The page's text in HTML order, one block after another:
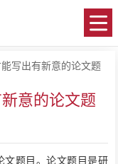
写出有新意的论文题
意的论文题
文题目。论文题目是研